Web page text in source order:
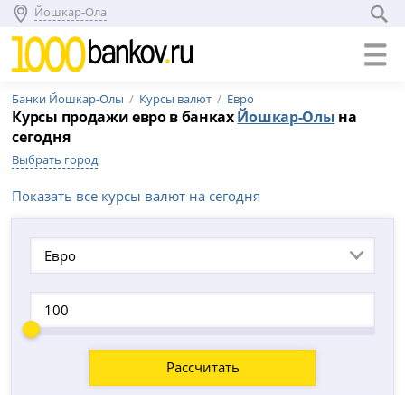
Йошкар-Ола
Банки Йошкар-Олы Курсы валют Евро
Курсы продажи евро в банкахЙошкар-Олы на
сегодня
Выбрать город
Показать все курсы валют на сегодня
Евро
Рассчитать